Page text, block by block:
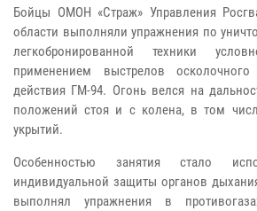
Бойцы ОМОН «Страж» Управления
области выполняли упражнения по
легкобронированной техники
применением выстрелов осколочного
действия ГМ-94. Огонь велся на
положений стоя и с колена, в том
укрытий.
Особенностью занятия стало
индивидуальной защиты органов
выполнял упражнения в